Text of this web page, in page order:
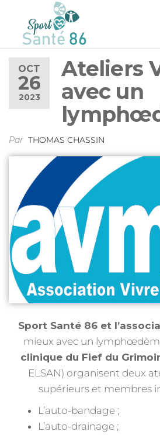
86
santé
Vienne
OCT
26
2023
Ateliers
avec un
Par THOMAS CHASSIN
Sport Santé 86 et
mieux avec un
clinique du Fief du
ELSAN) organisent deux
supérieurs et membres
L’auto-bandage ;
L’auto-drainage ;